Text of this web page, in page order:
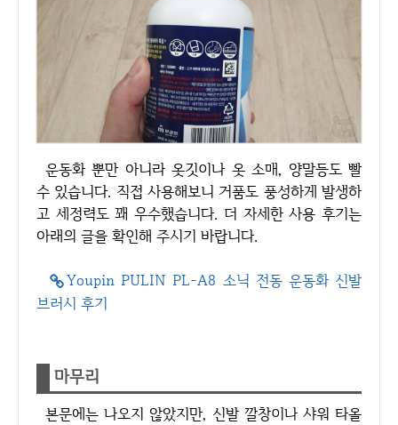
운동화 뿐만 아니라 옷깃이나 옷 소매, 양말등도 빨
수 있습니다. 직접 사용해보니 거품도 풍성하게 발생하
고 세정력도 꽤 우수했습니다. 더 자세한 사용 후기는
아래의 글을 확인해 주시기 바랍니다.
Youpin PULIN PL-A8 소닉 전동 운동화 신발
브러시 후기
마무리
본문에는 나오지 않았지만, 신발 깔창이나 샤워 타올